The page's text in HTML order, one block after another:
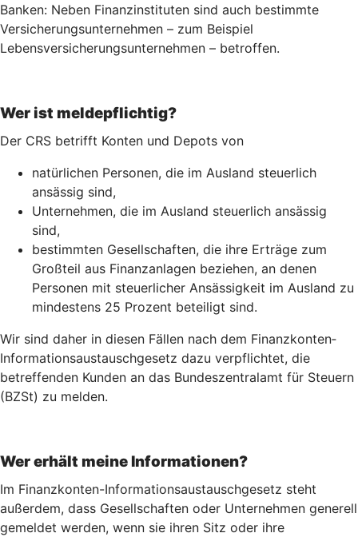
Banken: Neben Finanzinstituten sind auch bestimmte
Versicherungsunternehmen – zum Beispiel
Lebensversicherungs­unternehmen – betroffen.
Wer ist meldepflichtig?
Der CRS betrifft Konten und Depots von
natürlichen Personen, die im Ausland steuerlich
ansässig sind,
Unternehmen, die im Ausland steuerlich ansässig
sind,
bestimmten Gesellschaften, die ihre Erträge zum
Großteil aus Finanzanlagen beziehen, an denen
Personen mit steuerlicher Ansässigkeit im Ausland zu
mindestens 25 Prozent beteiligt sind.
Wir sind daher in diesen Fällen nach dem Finanz­konten­
Informations­austausch­gesetz dazu verpflichtet, die
betreffenden Kunden an das Bundeszentralamt für Steuern
(BZSt) zu melden.
Wer erhält meine Informationen?
Im Finanzkonten-Informationsaustauschgesetz steht
außerdem, dass Gesellschaften oder Unternehmen generell
gemeldet werden, wenn sie ihren Sitz oder ihre